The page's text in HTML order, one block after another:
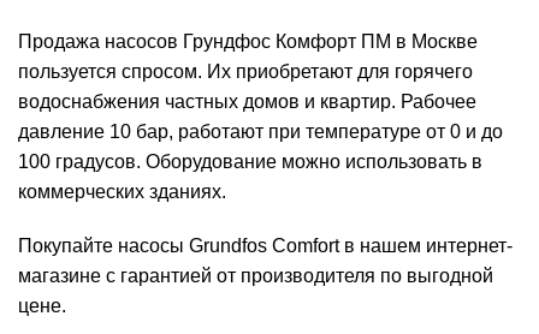
Продажа насосов Грундфос Комфорт ПМ в Москве
пользуется спросом. Их приобретают для горячего
водоснабжения частных домов и квартир. Рабочее
давление 10 бар, работают при температуре от 0 и до
100 градусов. Оборудование можно использовать в
коммерческих зданиях.
Покупайте насосы Grundfos Comfort в нашем интернет-
магазине с гарантией от производителя по выгодной
цене.